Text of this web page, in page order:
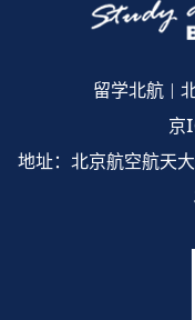
留学北航 |
京
地址：北京航空航天